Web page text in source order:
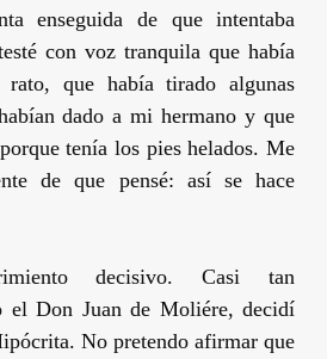
enseguida de que intentaba
con voz tranquila que había
rato, que había tirado algunas
dado a mi hermano y que
tenía los pies helados. Me
de que pensé: así se hace
decisivo. Casi tan
el Don Juan de Moliére, decidí
No pretendo afirmar que